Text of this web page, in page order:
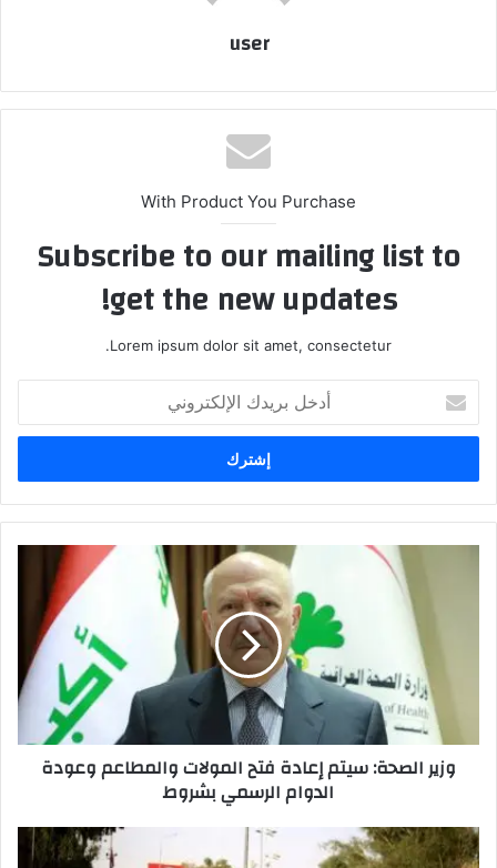
user
With Product You Purchase
Subscribe to our mailing list to
get the new updates!
Lorem ipsum dolor sit amet, consectetur.
بريدك
الإلكتروني
والمطاعم
الدوام
الرسمي
وزير الصحة: سيتم إعادة فتح المولات والمطاعم وعودة
الدوام الرسمي بشروط
تحذير
نيابي